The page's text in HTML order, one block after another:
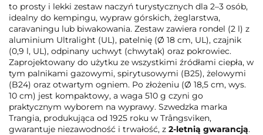
to prosty i lekki zestaw naczyń turystycznych dla 2–3 osób,
idealny do kempingu, wypraw górskich, żeglarstwa,
caravaningu lub biwakowania. Zestaw zawiera rondel (2 l) z
aluminium Ultralight (UL), patelnię (Ø 18 cm, UL), czajnik
(0,9 l, UL), odpinany uchwyt (chwytak) oraz pokrowiec.
Zaprojektowany do użytku ze wszystkimi źródłami ciepła, w
tym palnikami gazowymi, spirytusowymi (B25), żelowymi
(B24) oraz otwartym ogniem. Po złożeniu (Ø 18,5 cm, wys.
10 cm) jest kompaktowy, a waga 510 g czyni go
praktycznym wyborem na wyprawy. Szwedzka marka
Trangia, produkująca od 1925 roku w Trångsviken,
gwarantuje niezawodność i trwałość, z 2-letnią gwarancją.